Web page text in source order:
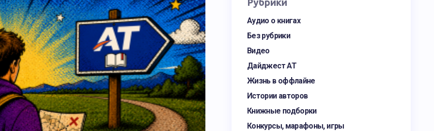
Аудио о книгах
Без рубрики
Видео
Дайджест АТ
Жизнь в оффлайне
Истории авторов
Книжные подборки
Конкурсы, марафоны, игры